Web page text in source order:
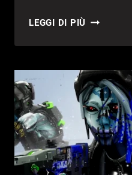
LEGGI DI PIÙ STATE
PLAY
FEBBRAIO
2026,
ECCO
TUTTI
GLI
ANNUNCI